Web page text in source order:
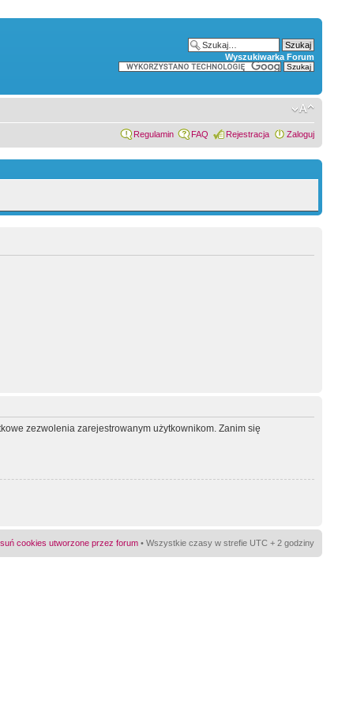
Wyszukiwarka Forum
Regulamin FAQ Rejestracja Zaloguj
zezwolenia zarejestrowanym użytkownikom. Zanim się
cookies utworzone przez forum • Wszystkie czasy w strefie UTC + 2 godziny